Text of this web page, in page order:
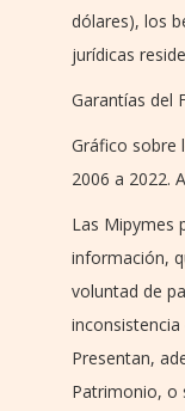
dólares), los
jurídicas
Garantías del
Gráfico sobre
2006 a 2022.
Las Mipymes
información,
voluntad de
Presentan,
Patrimonio, o